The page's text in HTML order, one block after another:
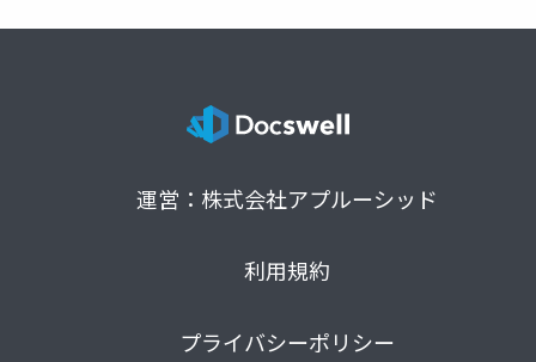
運営：株式会社アプルーシッド
利用規約
プライバシーポリシー